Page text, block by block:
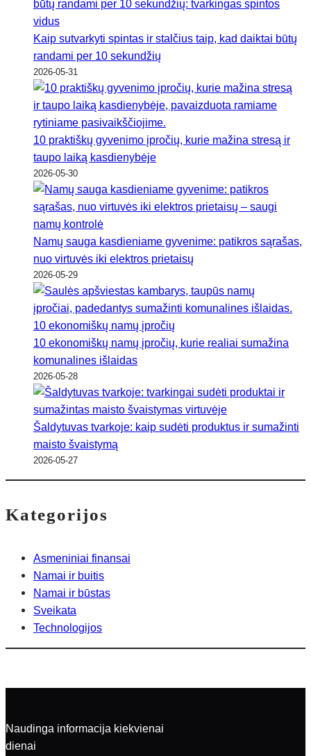
Kaip sutvarkyti spintas ir stalčius taip, kad daiktai būtų
randami per 10 sekundžių
2026-05-31
10 praktiškų gyvenimo įpročių, kurie mažina stresą ir
taupo laiką kasdienybėje
2026-05-30
Namų sauga kasdieniame gyvenime: patikros sąrašas,
nuo virtuvės iki elektros prietaisų
2026-05-29
10 ekonomiškų namų įpročių, kurie realiai sumažina
komunalines išlaidas
2026-05-28
Šaldytuvas tvarkoje: kaip sudėti produktus ir sumažinti
maisto švaistymą
2026-05-27
Kategorijos
Asmeniniai finansai
Namai ir buitis
Namai ir būstas
Sveikata
Technologijos
Naudinga informacija kiekvienai
dienai